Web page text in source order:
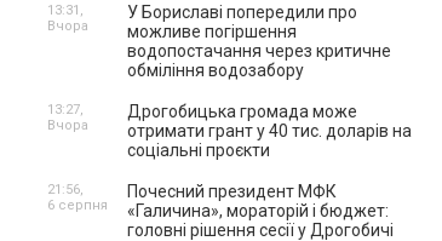
У Бориславі попередили про
можливе погіршення
водопостачання через критичне
обміління водозабору
13:31,
Вчора
Дрогобицька громада може
отримати грант у 40 тис. доларів на
соціальні проєкти
13:27,
Вчора
Почесний президент МФК
«Галичина», мораторій і бюджет:
головні рішення сесії у Дрогобичі
21:56,
6 серпня